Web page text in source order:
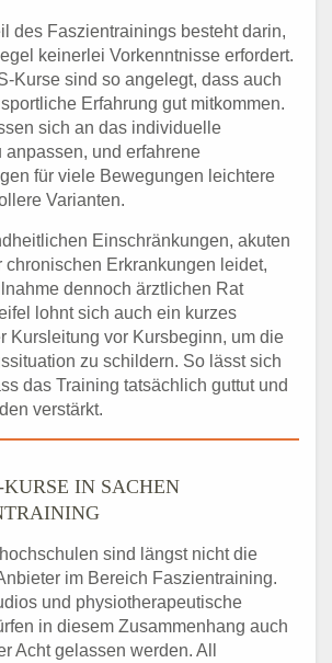
des Faszientrainings besteht darin,
keinerlei Vorkenntnisse erfordert.
Kurse sind so angelegt, dass auch
Erfahrung gut mitkommen.
sich an das individuelle
anpassen, und erfahrene
für viele Bewegungen leichtere
Varianten.
Einschränkungen, akuten
chronischen Erkrankungen leidet,
dennoch ärztlichen Rat
lohnt sich auch ein kurzes
Kursleitung vor Kursbeginn, um die
zu schildern. So lässt sich
das Training tatsächlich guttut und
verstärkt.
IN SACHEN
sind längst nicht die
im Bereich Faszientraining.
und physiotherapeutische
in diesem Zusammenhang auch
Acht gelassen werden. All